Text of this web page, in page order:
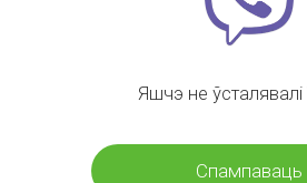
Яшчэ не
Спампаваць